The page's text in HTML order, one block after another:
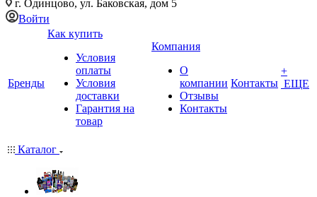
г. Одинцово, ул. Баковская, дом 5
Войти
Бренды
Как купить
Условия
оплаты
Условия
доставки
Гарантия на
товар
Компания
О
компании
Отзывы
Контакты
Контакты
+
ЕЩЕ
Каталог